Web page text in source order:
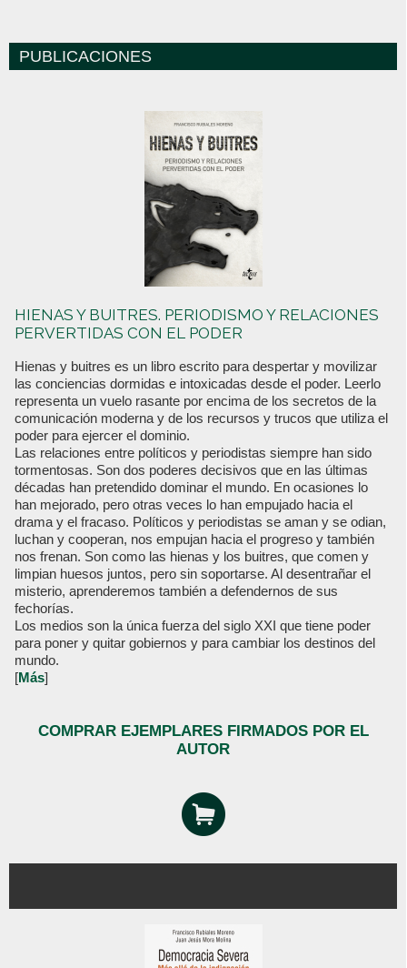
PUBLICACIONES
HIENAS Y BUITRES. PERIODISMO Y RELACIONES
PERVERTIDAS CON EL PODER
Hienas y buitres es un libro escrito para despertar y movilizar
las conciencias dormidas e intoxicadas desde el poder. Leerlo
representa un vuelo rasante por encima de los secretos de la
comunicación moderna y de los recursos y trucos que utiliza el
poder para ejercer el dominio.
Las relaciones entre políticos y periodistas siempre han sido
tormentosas. Son dos poderes decisivos que en las últimas
décadas han pretendido dominar el mundo. En ocasiones lo
han mejorado, pero otras veces lo han empujado hacia el
drama y el fracaso. Políticos y periodistas se aman y se odian,
luchan y cooperan, nos empujan hacia el progreso y también
nos frenan. Son como las hienas y los buitres, que comen y
limpian huesos juntos, pero sin soportarse. Al desentrañar el
misterio, aprenderemos también a defendernos de sus
fechorías.
Los medios son la única fuerza del siglo XXI que tiene poder
para poner y quitar gobiernos y para cambiar los destinos del
mundo.
[Más]
COMPRAR EJEMPLARES FIRMADOS POR EL
AUTOR